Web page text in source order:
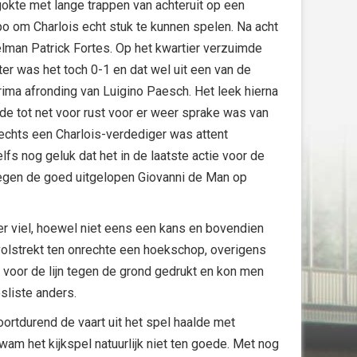
met lange trappen van achteruit op een
om Charlois echt stuk te kunnen spelen. Na acht
Patrick Fortes. Op het kwartier verzuimde
was het toch 0-1 en dat wel uit een van de
afronding van Luigino Paesch. Het leek hierna
tot net voor rust voor er weer sprake was van
een Charlois-verdediger was attent
nog geluk dat het in de laatste actie voor de
de goed uitgelopen Giovanni de Man op
viel, hoewel niet eens een kans en bovendien
ten onrechte een hoekschop, overigens
de lijn tegen de grond gedrukt en kon men
anders.
de vaart uit het spel haalde met
het kijkspel natuurlijk niet ten goede. Met nog